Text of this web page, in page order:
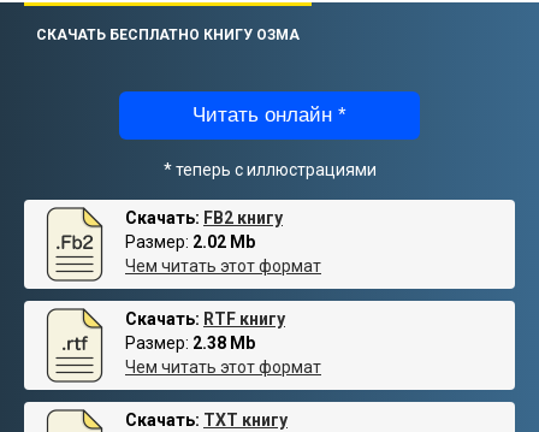
СКАЧАТЬ БЕСПЛАТНО КНИГУ ОЗМА
Читать онлайн *
* теперь с иллюстрациями
Скачать: FB2 книгу
Размер: 2.02 Mb
Чем читать этот формат
Скачать: RTF книгу
Размер: 2.38 Mb
Чем читать этот формат
Скачать: TXT книгу